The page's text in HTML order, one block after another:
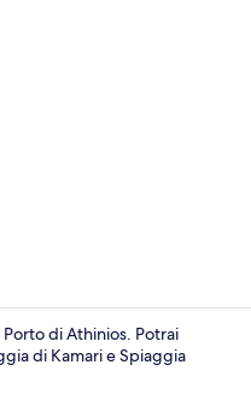
di Athinios. Potrai
di Kamari e Spiaggia